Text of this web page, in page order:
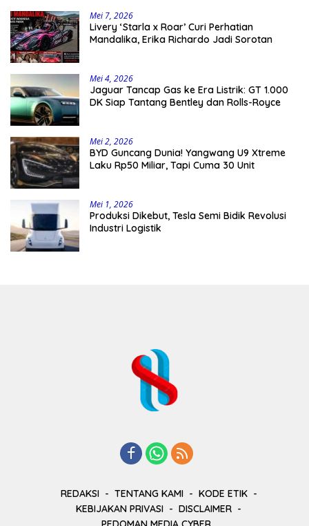
Mei 7, 2026
Livery ‘Starla x Roar’ Curi Perhatian
Mandalika, Erika Richardo Jadi Sorotan
Mei 4, 2026
Jaguar Tancap Gas ke Era Listrik: GT 1.000
DK Siap Tantang Bentley dan Rolls-Royce
Mei 2, 2026
BYD Guncang Dunia! Yangwang U9 Xtreme
Laku Rp50 Miliar, Tapi Cuma 30 Unit
Mei 1, 2026
Produksi Dikebut, Tesla Semi Bidik Revolusi
Industri Logistik
REDAKSI TENTANG KAMI
KODE ETIK
KEBIJAKAN PRIVASI
DISCLAIMER